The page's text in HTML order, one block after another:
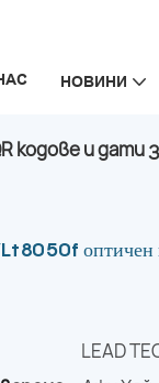
НОВИНИ
и дати
оптичен
LEAD